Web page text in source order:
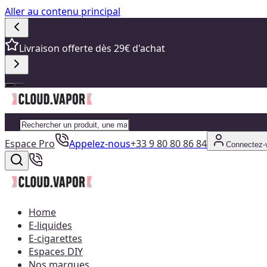
Aller au contenu principal
Livraison offerte dès 29€ d'achat
Espace Pro Appelez-nous+33 9 80 80 86 84 Connectez-
Home
E-liquides
E-cigarettes
Espaces DIY